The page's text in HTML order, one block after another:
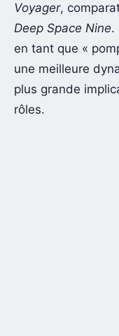
Voyager,
Deep Space Nine.
en tant que «
une meilleure
plus grande
rôles.